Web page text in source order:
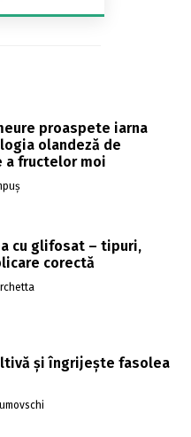
proaspete iarna
olandeză de
a fructelor moi
cu glifosat – tipuri,
corectă
și îngrijește fasolea